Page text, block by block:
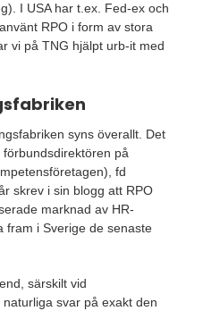
I USA har t.ex. Fed-ex och
RPO i form av stora
vi på TNG hjälpt urb-it med
syns överallt. Det
på
fd
skrev i sin blogg att RPO
marknad av HR-
fram i Sverige de senaste
särskilt vid
svar på exakt den